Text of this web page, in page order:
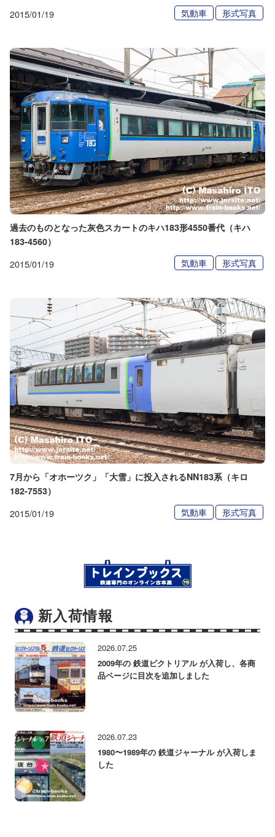
2015/01/19 気動車 形式写真
過去のものとなった灰色スカートのキハ183形4550番代（キハ
183-4560）
2015/01/19 気動車 形式写真
7月から「オホーツク」「大雪」に投入されるNN183系（キロ
182-7553）
2015/01/19 気動車 形式写真
新入荷情報
2026.07.25
2009年の 鉄道ピクトリアル が入荷し、各商
品ページに目次を追加しました
2026.07.23
1980〜1989年の 鉄道ジャーナル が入荷しま
した